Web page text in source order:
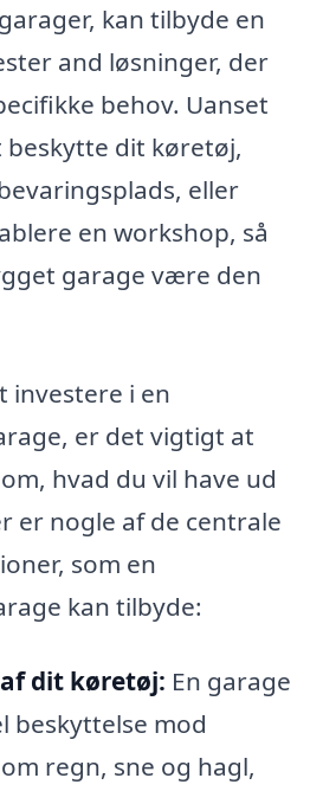
kan tilbyde en
and løsninger, der
behov. Uanset
beskytte dit køretøj,
eller
en workshop, så
garage være den
investere i en
er det vigtigt at
hvad du vil have ud
er nogle af de centrale
som en
kan tilbyde:
dit køretøj: En garage
beskyttelse mod
regn, sne og hagl,